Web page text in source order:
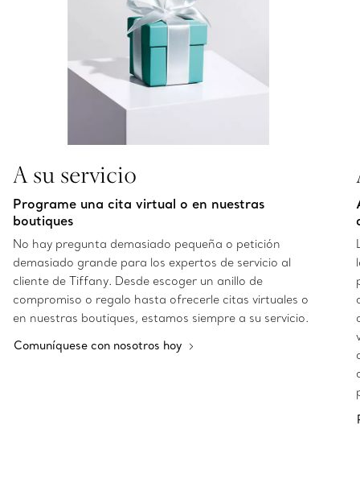
A su servicio
Programe una cita virtual o en nuestras
boutiques
No hay pregunta demasiado pequeña o petición
demasiado grande para los expertos de servicio al
cliente de Tiffany. Desde escoger un anillo de
compromiso o regalo hasta ofrecerle citas virtuales o
en nuestras boutiques, estamos siempre a su servicio.
Comuníquese con nosotros hoy